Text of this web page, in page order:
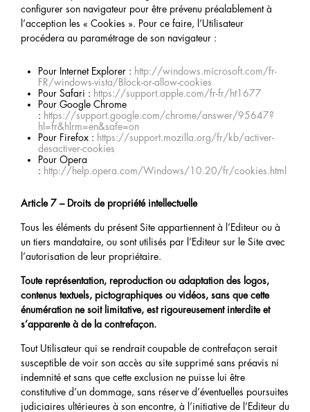
configurer son navigateur pour être prévenu préalablement à
l’acception les « Cookies ». Pour ce faire, l’Utilisateur
procédera au paramétrage de son navigateur :
Pour Internet Explorer : http://windows.microsoft.com/fr-
FR/windows-vista/Block-or-allow-cookies
Pour Safari : https://support.apple.com/fr-fr/ht1677
Pour Google Chrome
: https://support.google.com/chrome/answer/95647?
hl=fr&hlrm=en&safe=on
Pour Firefox : https://support.mozilla.org/fr/kb/activer-
desactiver-cookies
Pour Opera
: http://help.opera.com/Windows/10.20/fr/cookies.html
Article 7 – Droits de propriété intellectuelle
Tous les éléments du présent Site appartiennent à l’Editeur ou à
un tiers mandataire, ou sont utilisés par l’Editeur sur le Site avec
l’autorisation de leur propriétaire.
Toute représentation, reproduction ou adaptation des logos,
contenus textuels, pictographiques ou vidéos, sans que cette
énumération ne soit limitative, est rigoureusement interdite et
s’apparente à de la contrefaçon.
Tout Utilisateur qui se rendrait coupable de contrefaçon serait
susceptible de voir son accès au site supprimé sans préavis ni
indemnité et sans que cette exclusion ne puisse lui être
constitutive d’un dommage, sans réserve d’éventuelles poursuites
judiciaires ultérieures à son encontre, à l’initiative de l’Editeur du